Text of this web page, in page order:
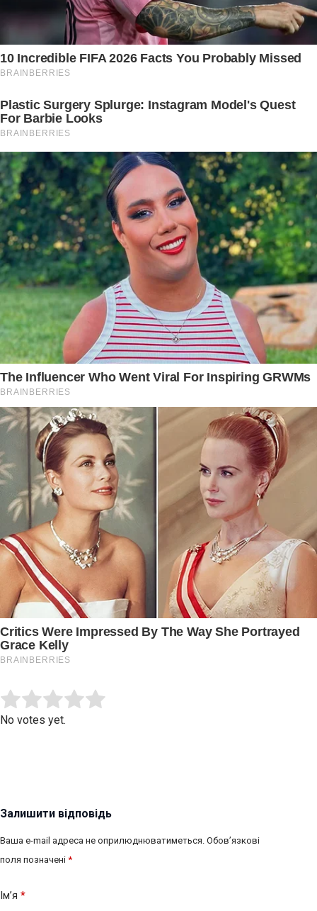
Rate this item:
No votes yet.
Залишити відповідь
Ваша e-mail адреса не оприлюднюватиметься. Обов’язкові
поля позначені *
Ім’я *